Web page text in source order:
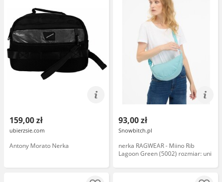
159,00 zł
ubierzsie.com
Antony Morato Nerka
93,00 zł
Snowbitch.pl
nerka RAGWEAR - Miino Rib
Lagoon Green (5002) rozmiar: uni